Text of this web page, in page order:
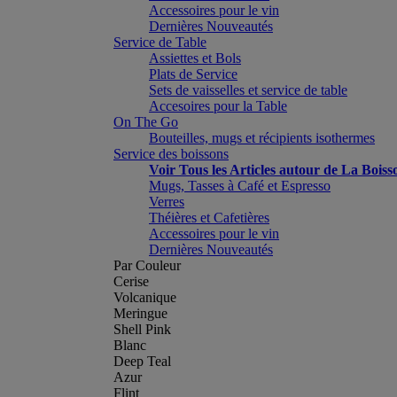
Accessoires pour le vin
Dernières Nouveautés
Service de Table
Assiettes et Bols
Plats de Service
Sets de vaisselles et service de table
Accesoires pour la Table
On The Go
Bouteilles, mugs et récipients isothermes
Service des boissons
Voir Tous les Articles autour de La
Mugs, Tasses à Café et Espresso
Verres
Théières et Cafetières
Accessoires pour le vin
Dernières Nouveautés
Par Couleur
Cerise
Volcanique
Meringue
Shell Pink
Blanc
Deep Teal
Azur
Flint